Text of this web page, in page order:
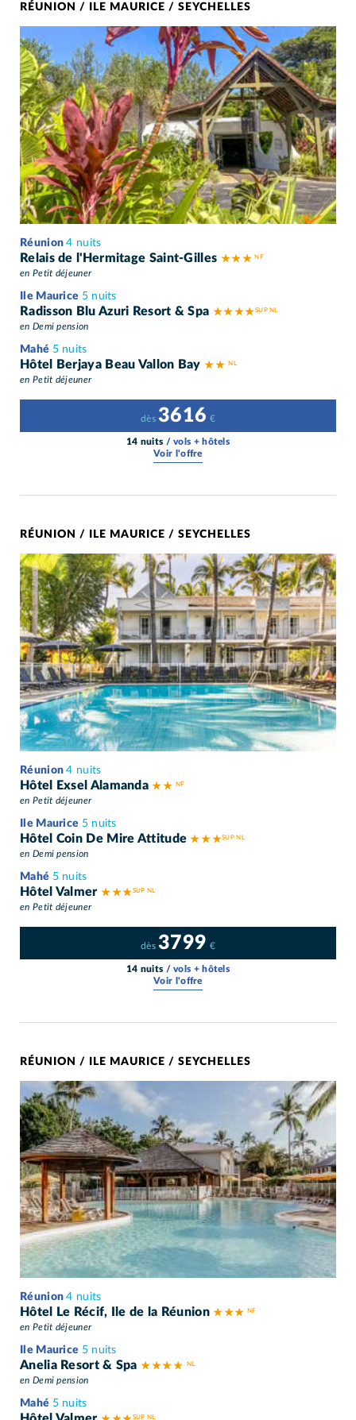
RÉUNION / ILE MAURICE / SEYCHELLES
Réunion4 nuits
Relais de l'Hermitage Saint-Gilles ★ ★ ★
en Petit déjeuner
Ile Maurice 5 nuits
Radisson Blu Azuri Resort & Spa ★ ★ ★ ★
en Demi pension
Mahé 5 nuits
Hôtel Berjaya Beau Vallon Bay ★ ★
en Petit déjeuner
dès3616 €
14 nuits / vols + hôtels
Voir l'offre
RÉUNION / ILE MAURICE / SEYCHELLES
Réunion4 nuits
Hôtel Exsel Alamanda★ ★
en Petit déjeuner
Ile Maurice 5 nuits
Hôtel Coin De Mire Attitude★ ★ ★
en Demi pension
Mahé 5 nuits
Hôtel Valmer ★ ★ ★
en Petit déjeuner
dès3799 €
14 nuits / vols + hôtels
Voir l'offre
RÉUNION / ILE MAURICE / SEYCHELLES
Réunion4 nuits
Hôtel Le Récif, Ile de la Réunion★ ★ ★
en Petit déjeuner
Ile Maurice 5 nuits
Anelia Resort & Spa ★ ★ ★ ★
en Demi pension
Mahé 5 nuits